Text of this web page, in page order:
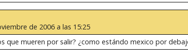
de 2006 a las 15:25
que mueren por salir? ¿como estándo mexico por